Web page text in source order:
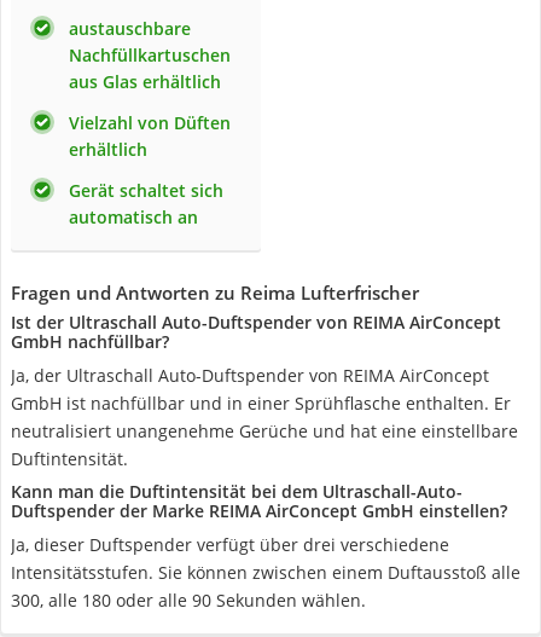
austauschbare
Nachfüllkartuschen
aus Glas erhältlich
Vielzahl von Düften
erhältlich
Gerät schaltet sich
automatisch an
Fragen und Antworten zu Reima Lufterfrischer
Ist der Ultraschall Auto-Duftspender von REIMA AirConcept
GmbH nachfüllbar?
Ja, der Ultraschall Auto-Duftspender von REIMA AirConcept
GmbH ist nachfüllbar und in einer Sprühflasche enthalten. Er
neutralisiert unangenehme Gerüche und hat eine einstellbare
Duftintensität.
Kann man die Duftintensität bei dem Ultraschall-Auto-
Duftspender der Marke REIMA AirConcept GmbH einstellen?
Ja, dieser Duftspender verfügt über drei verschiedene
Intensitätsstufen. Sie können zwischen einem Duftausstoß alle
300, alle 180 oder alle 90 Sekunden wählen.